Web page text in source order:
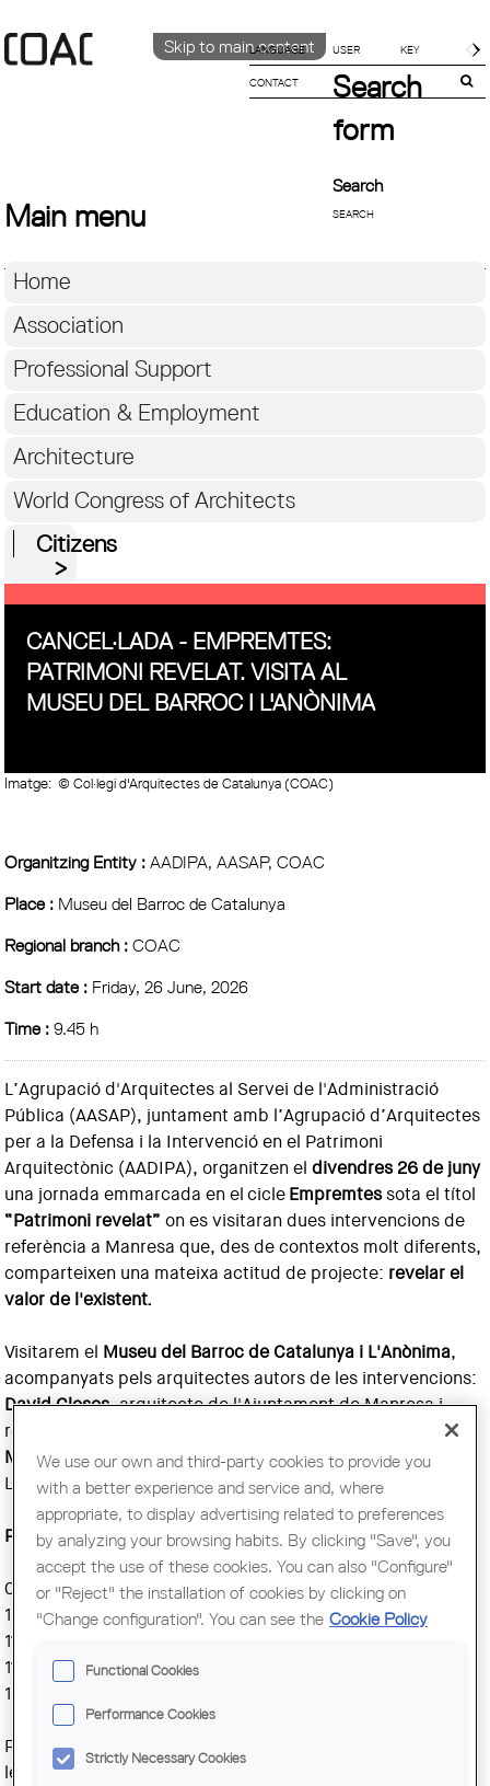
Skip to main content
LANGUAGE
CATALÀ
CONTACT
Search
form
Search
Main menu
Home
Association
Professional Support
Education & Employment
Architecture
World Congress of Architects
Citizens
CANCEL·LADA - EMPREMTES:
PATRIMONI REVELAT. VISITA AL
MUSEU DEL BARROC I L'ANÒNIMA
Imatge: © Col·legi d'Arquitectes de Catalunya (COAC)
Organitzing Entity :AADIPA, AASAP, COAC
Place : Museu del Barroc de Catalunya
Regional branch :COAC
Start date : Friday, 26 June, 2026
Time :9.45 h
L’Agrupació d'Arquitectes al Servei de l'Administració
Pública (AASAP), juntament amb l’Agrupació d’Arquitectes
per a la Defensa i la Intervenció en el Patrimoni
Arquitectònic (AADIPA), organitzen eldivendres 26 de juny
una jornada emmarcada en el cicleEmpremtessota el títol
“Patrimoni revelat” on es visitaran dues intervencions de
referència a Manresa que, des de contextos molt diferents,
comparteixen una mateixa actitud de projecte: revelar el
valor de l'existent.
Visitarem el Museu del Barroc de Catalunya i L'Anònima,
acompanyats pels arquitectes autors de les intervencions:
David Closes, arquitecte de l'Ajuntament de Manresa i
responsable de la intervenció al Museu del Barroc, i
Meritxell Inaraja, arquitecta i autora de la intervenció a
L'Anònima.
Programa de la jornada:
09.45 h – Trobada al Museu del Barroc
10.00 h – Visita a les obres del Museu del Barroc
11.15 h – Desplaçament cap a L'Anònima
11.30 h – Visita a les obres de L'Anònima
13.00 h – Refresc / dinar informal al centre de Manresa
Per a les persones interessades a completar la jornada, a
les 15.30 h s'inicien les sessions sobre habitatge de la
We use our own and third-party cookies to provide you
with a better experience and service and, where
appropriate, to display advertising related to preferences
by analyzing your browsing habits. By clicking "Save", you
accept the use of these cookies. You can also "Configure"
or "Reject" the installation of cookies by clicking on
"Change configuration". You can see the Cookie Policy
Functional Cookies
Performance Cookies
Strictly Necessary Cookies